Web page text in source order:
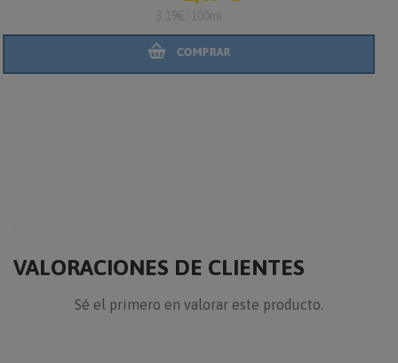
VALORACIONES DE CLIENTES
Sé el primero en valorar este producto.